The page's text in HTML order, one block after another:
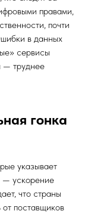
правами,
почти
в данных
сервисы
— труднее
гонка
указывает
— ускорение
что страны
от поставщиков